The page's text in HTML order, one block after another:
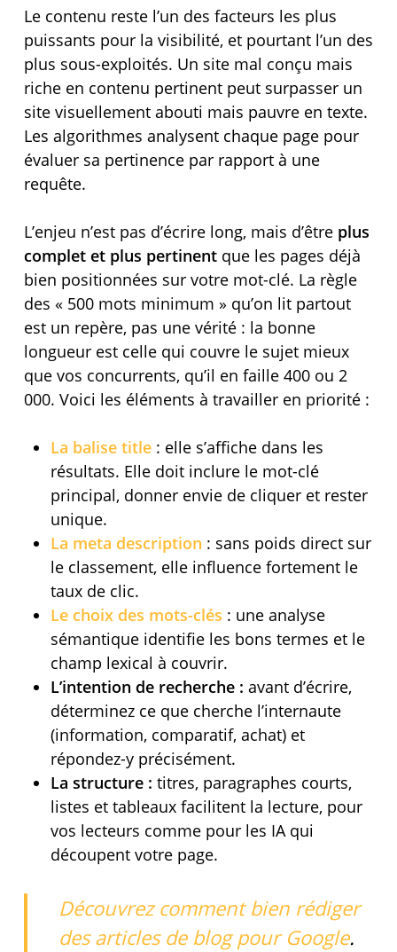
Le contenu reste l’un des facteurs les plus
puissants pour la visibilité, et pourtant l’un des
plus sous-exploités. Un site mal conçu mais
riche en contenu pertinent peut surpasser un
site visuellement abouti mais pauvre en texte.
Les algorithmes analysent chaque page pour
évaluer sa pertinence par rapport à une
requête.
L’enjeu n’est pas d’écrire long, mais d’être plus
complet et plus pertinentque les pages déjà
bien positionnées sur votre mot-clé. La règle
des « 500 mots minimum » qu’on lit partout
est un repère, pas une vérité : la bonne
longueur est celle qui couvre le sujet mieux
que vos concurrents, qu’il en faille 400 ou 2
000. Voici les éléments à travailler en priorité :
La balise title: elle s’affiche dans les
résultats. Elle doit inclure le mot-clé
principal, donner envie de cliquer et rester
unique.
La meta description : sans poids direct sur
le classement, elle influence fortement le
taux de clic.
Le choix des mots-clés : une analyse
sémantique identifie les bons termes et le
champ lexical à couvrir.
L’intention de recherche : avant d’écrire,
déterminez ce que cherche l’internaute
(information, comparatif, achat) et
répondez-y précisément.
La structure : titres, paragraphes courts,
listes et tableaux facilitent la lecture, pour
vos lecteurs comme pour les IA qui
découpent votre page.
Découvrez comment bien rédiger
des articles de blog pour Google.